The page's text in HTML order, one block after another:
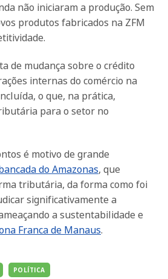
não iniciaram a produção. Sem
produtos fabricados na ZFM
de mudança sobre o crédito
internas do comércio na
o que, na prática,
para o setor no
é motivo de grande
do Amazonas, que
tributária, da forma como foi
significativamente a
a sustentabilidade e
Franca de Manaus.
POLÍTICA